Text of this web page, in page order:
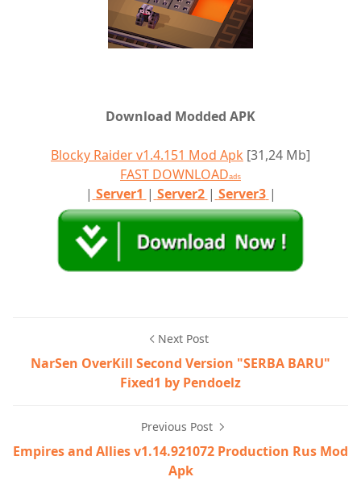
Download Modded APK
Blocky Raider v1.4.151 Mod Apk [31,24 Mb]
FAST DOWNLOADads
| Server1 | Server2 | Server3 |
Next Post
NarSen OverKill Second Version "SERBA BARU"
Fixed1 by Pendoelz
Previous Post
Empires and Allies v1.14.921072 Production Rus Mod
Apk